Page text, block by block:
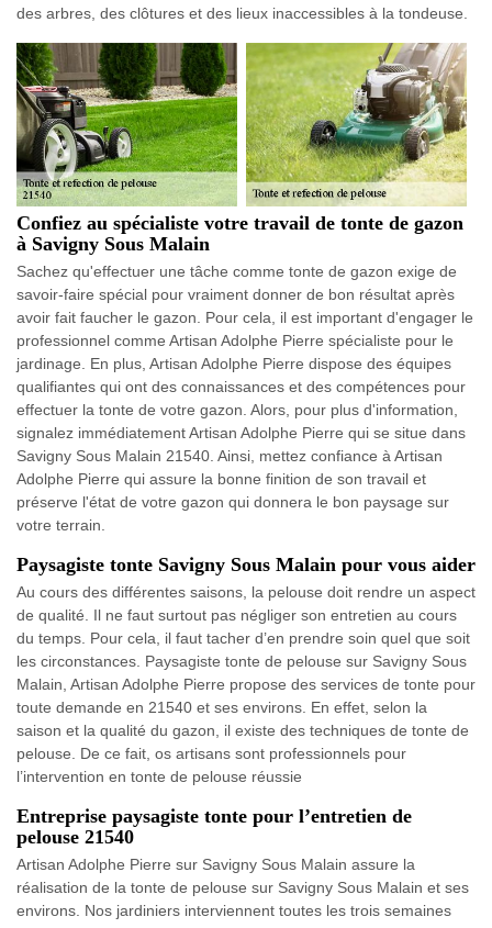
des arbres, des clôtures et des lieux inaccessibles à la tondeuse.
Confiez au spécialiste votre travail de tonte de gazon
à Savigny Sous Malain
Sachez qu'effectuer une tâche comme tonte de gazon exige de
savoir-faire spécial pour vraiment donner de bon résultat après
avoir fait faucher le gazon. Pour cela, il est important d'engager le
professionnel comme Artisan Adolphe Pierre spécialiste pour le
jardinage. En plus, Artisan Adolphe Pierre dispose des équipes
qualifiantes qui ont des connaissances et des compétences pour
effectuer la tonte de votre gazon. Alors, pour plus d'information,
signalez immédiatement Artisan Adolphe Pierre qui se situe dans
Savigny Sous Malain 21540. Ainsi, mettez confiance à Artisan
Adolphe Pierre qui assure la bonne finition de son travail et
préserve l'état de votre gazon qui donnera le bon paysage sur
votre terrain.
Paysagiste tonte Savigny Sous Malain pour vous aider
Au cours des différentes saisons, la pelouse doit rendre un aspect
de qualité. Il ne faut surtout pas négliger son entretien au cours
du temps. Pour cela, il faut tacher d’en prendre soin quel que soit
les circonstances. Paysagiste tonte de pelouse sur Savigny Sous
Malain, Artisan Adolphe Pierre propose des services de tonte pour
toute demande en 21540 et ses environs. En effet, selon la
saison et la qualité du gazon, il existe des techniques de tonte de
pelouse. De ce fait, os artisans sont professionnels pour
l’intervention en tonte de pelouse réussie
Entreprise paysagiste tonte pour l’entretien de
pelouse 21540
Artisan Adolphe Pierre sur Savigny Sous Malain assure la
réalisation de la tonte de pelouse sur Savigny Sous Malain et ses
environs. Nos jardiniers interviennent toutes les trois semaines